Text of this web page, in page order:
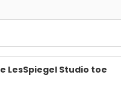
LesSpiegel Studio toe